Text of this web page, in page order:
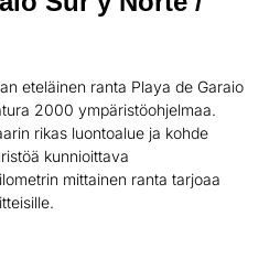
eteläinen ranta Playa de Garaio
2000 ympäristöohjelmaa.
rikas luontoalue ja kohde
kunnioittava
mittainen ranta tarjoaa